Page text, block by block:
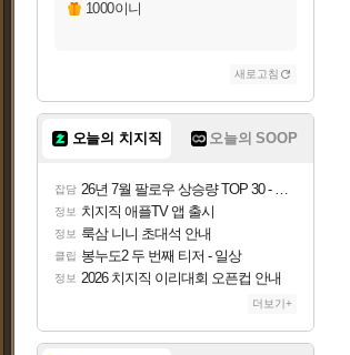
1000이니
새로고침
오늘의 치지직 오늘의 SOOP
잡담 26년 7월 팔로우 상승량 TOP 30 - 월간 치지직
정보 치지직 애플TV 앱 출시
정보 룩삼 니니 초대석 안내
클립 봉누도2 두 번째 티저 - 일상
정보 2026 치지직 이리대회 오픈컵 안내
더보기+